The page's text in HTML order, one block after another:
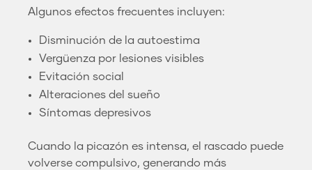
Algunos efectos frecuentes incluyen:
Disminución de la autoestima
Vergüenza por lesiones visibles
Evitación social
Alteraciones del sueño
Síntomas depresivos
Cuando la picazón es intensa, el rascado puede
volverse compulsivo, generando más